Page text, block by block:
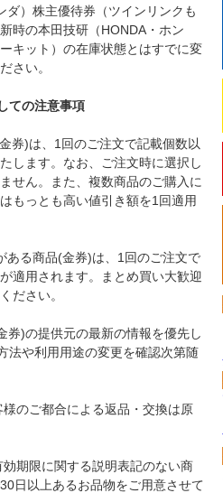
ダ）株主優待券（ツインリンクも
時の本田技研（HONDA・ホン
キット）の在庫状態とはすでに変
さい。
ての注意事項
券)は、1回のご注文で記載個数以
します。なお、ご注文時に選択し
せん。また、複数商品のご購入に
もっとも高い値引き額を1回適用
る商品(金券)は、1回のご注文で
適用されます。まとめ買い大歓迎
ださい。
)の提供元の最新の情報を優先し
法や利用用途の変更を確認次第随
のご都合による返品・交換は原
期限に関する説明表記のない商
日以上あるお品物をご用意させて